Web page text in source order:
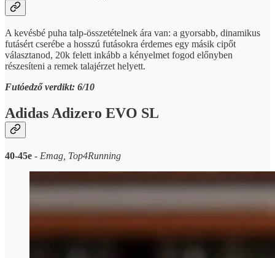
A kevésbé puha talp-összetételnek ára van: a gyorsabb, dinamikus
futásért cserébe a hosszú futásokra érdemes egy másik cipőt
választanod, 20k felett inkább a kényelmet fogod előnyben
részesíteni a remek talajérzet helyett.
Futóedző verdikt: 6/10
Adidas Adizero EVO SL
40-45e - Emag, Top4Running